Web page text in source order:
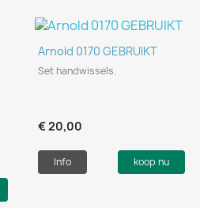
Arnold 0170 GEBRUIKT
Set handwissels.
€ 20,00
Info koop nu